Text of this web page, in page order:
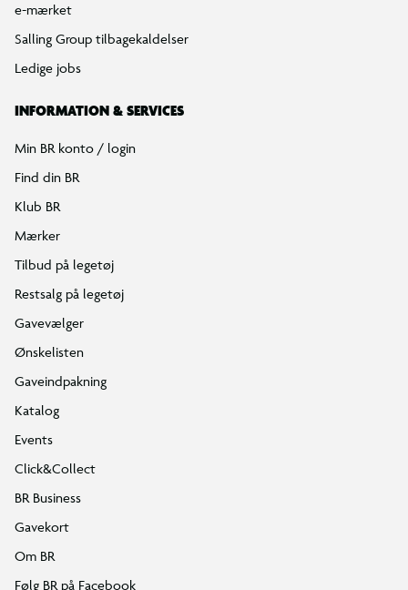
e-mærket
Salling Group tilbagekaldelser
Ledige jobs
INFORMATION & SERVICES
Min BR konto / login
Find din BR
Klub BR
Mærker
Tilbud på legetøj
Restsalg på legetøj
Gavevælger
Ønskelisten
Gaveindpakning
Katalog
Events
Click&Collect
BR Business
Gavekort
Om BR
Følg BR på Facebook